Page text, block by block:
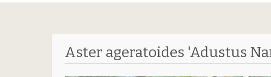
Aster ageratoides 'Adustus